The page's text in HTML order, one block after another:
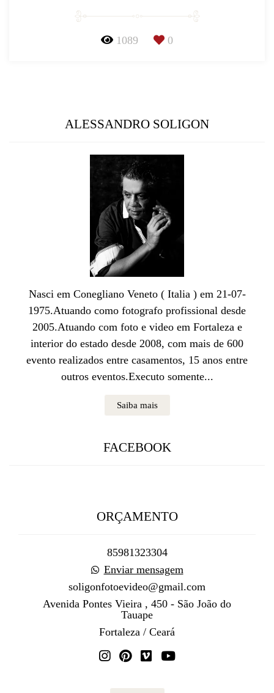
1089 0
ALESSANDRO SOLIGON
Nasci em Conegliano Veneto ( Italia ) em 21-07-
1975.Atuando como fotografo profissional desde
2005.Atuando com foto e video em Fortaleza e
interior do estado desde 2008, com mais de 600
evento realizados entre casamentos, 15 anos entre
outros eventos.Executo somente...
Saiba mais
FACEBOOK
ORÇAMENTO
85981323304
Enviar mensagem
soligonfotoevideo@gmail.com
Avenida Pontes Vieira , 450 - São João do
Tauape
Fortaleza / Ceará